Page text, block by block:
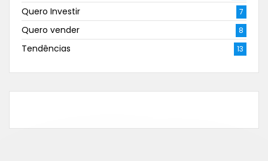
Quero Investir 7
Quero vender 8
Tendências 13